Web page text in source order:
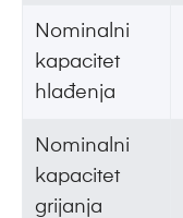
Nominalni
kapacitet
hlađenja
Nominalni
kapacitet
grijanja